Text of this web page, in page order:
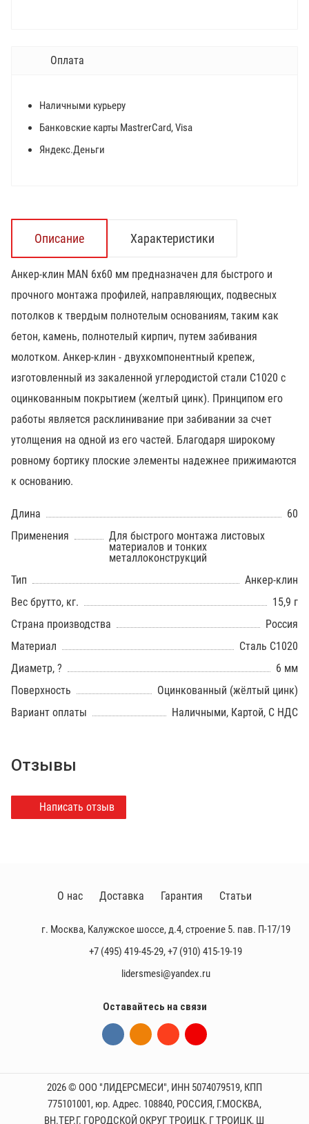
Оплата
Наличными курьеру
Банковские карты MastrerCard, Visa
Яндекс.Деньги
Описание Характеристики
Анкер-клин MAN 6х60 мм предназначен для быстрого и
прочного монтажа профилей, направляющих, подвесных
потолков к твердым полнотелым основаниям, таким как
бетон, камень, полнотелый кирпич, путем забивания
молотком. Анкер-клин - двухкомпонентный крепеж,
изготовленный из закаленной углеродистой стали С1020 с
оцинкованным покрытием (желтый цинк). Принципом его
работы является расклинивание при забивании за счет
утолщения на одной из его частей. Благодаря широкому
ровному бортику плоские элементы надежнее прижимаются
к основанию.
Длина
60
Применения
Для быстрого монтажа листовых
материалов и тонких
металлоконструкций
Тип
Анкер-клин
Вес брутто, кг.
15,9 г
Страна производства
Россия
Материал
Сталь С1020
Диаметр, ?
6 мм
Поверхность
Оцинкованный (жёлтый цинк)
Вариант оплаты
Наличными, Картой, С НДС
Отзывы
Написать отзыв
г. Москва, Калужское шоссе, д.4, строение 5. пав. П-17/19
+7 (495) 419-45-29,+7 (910) 415-19-19
lidersmesi@yandex.ru
О нас Доставка Гарантия Статьи
Оставайтесь на связи
2026 © ООО "ЛИДЕРСМЕСИ", ИНН 5074079519, КПП
775101001, юр. Адрес. 108840, РОССИЯ, Г.МОСКВА,
ВН.ТЕР.Г. ГОРОДСКОЙ ОКРУГ ТРОИЦК, Г ТРОИЦК, Ш